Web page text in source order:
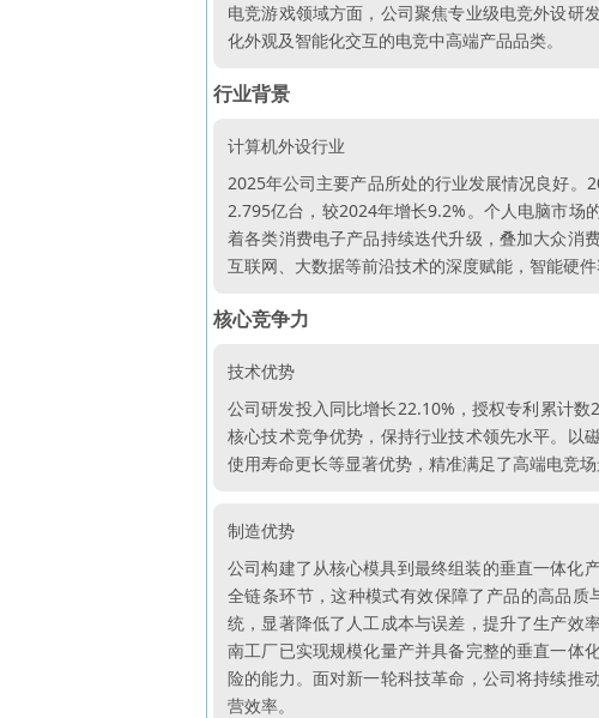
电竞游戏领域方面，公司聚焦专业级电竞外设研
化外观及智能化交互的电竞中高端产品品类。
行业背景
计算机外设行业
2025年公司主要产品所处的行业发展情况良好。
2.795亿台，较2024年增长9.2%。个人电脑市场
着各类消费电子产品持续迭代升级，叠加大众消
互联网、大数据等前沿技术的深度赋能，智能硬
核心竞争力
技术优势
公司研发投入同比增长22.10%，授权专利累计
核心技术竞争优势，保持行业技术领先水平。以
使用寿命更长等显著优势，精准满足了高端电竞场
制造优势
公司构建了从核心模具到最终组装的垂直一体化
全链条环节，这种模式有效保障了产品的高品
统，显著降低了人工成本与误差，提升了生产效
南工厂已实现规模化量产并具备完整的垂直一体
险的能力。面对新一轮科技革命，公司将持续推
营效率。